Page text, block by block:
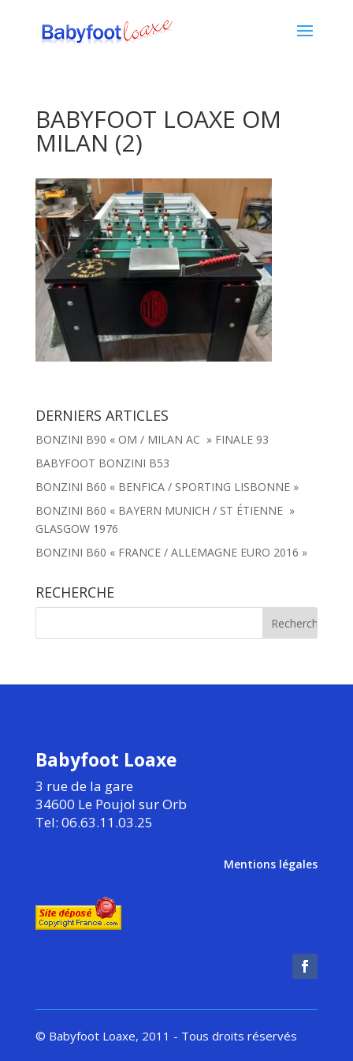
BABYFOOT LOAXE OM
MILAN (2)
DERNIERS ARTICLES
BONZINI B90 « OM / MILAN AC » FINALE 93
BABYFOOT BONZINI B53
BONZINI B60 « BENFICA / SPORTING LISBONNE »
BONZINI B60 « BAYERN MUNICH / ST ÉTIENNE »
GLASGOW 1976
BONZINI B60 « FRANCE / ALLEMAGNE EURO 2016 »
RECHERCHE
Babyfoot Loaxe
3 rue de la gare
34600 Le Poujol sur Orb
Tel: 06.63.11.03.25
Mentions légales
© Babyfoot Loaxe, 2011 - Tous droits réservés